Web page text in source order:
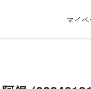
マイペ